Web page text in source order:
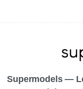
Supermodels —